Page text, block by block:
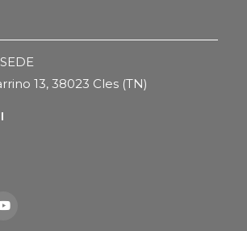
13, 38023 Cles (TN)